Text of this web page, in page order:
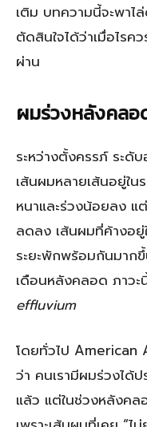
เติม บทความนี้จะพาไ
ตัดสินใจได้ว่าเมื่อไรค
ผ่าน
ผมร่วงหลังคลอ
ระหว่างตั้งครรภ์ ระดั
เส้นผมหลายเส้นอยู่ใ
หนาและร่วงน้อยลง
ลดลง เส้นผมที่ค้างอยู่
ระยะพักพร้อมกันมาก
เดือนหลังคลอด ภาวะ
effluvium
โดยทั่วไป American
ว่า คนเรามีผมร่วงได้
แล้ว แต่ในช่วงหลังค